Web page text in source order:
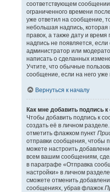
соответствующем
ограниченного времени
уже ответил на сообщение,
небольшая надпись, которая
правок, а также дату и
надпись не появляется,
администратор или
написать о сделанных
Учтите, что обычные
сообщение, если на него уже
Вернуться к началу
Как мне добавить подпись
Чтобы добавить подпись к
создать её в личном
отметить флажком пункт
отправки сообщения, чтобы
можете настроить
всем вашим сообщениям,
в параграфе «Отправка
настройки» в личном
сможете отменить
сообщениях, убрав флажок